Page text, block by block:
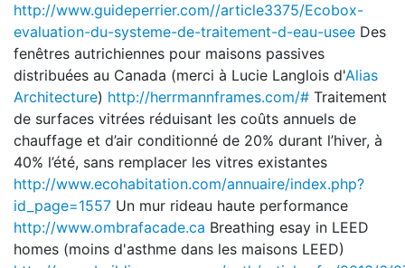
http://www.guideperrier.com//article3375/Ecobox-
evaluation-du-systeme-de-traitement-d-eau-usee Des
fenêtres autrichiennes pour maisons passives
distribuées au Canada (merci à Lucie Langlois d'Alias
Architecture) http://herrmannframes.com/# Traitement
de surfaces vitrées réduisant les coûts annuels de
chauffage et d’air conditionné de 20% durant l’hiver, à
40% l’été, sans remplacer les vitres existantes
http://www.ecohabitation.com/annuaire/index.php?
id_page=1557 Un mur rideau haute performance
http://www.ombrafacade.ca Breathing esay in LEED
homes (moins d'asthme dans les maisons LEED)